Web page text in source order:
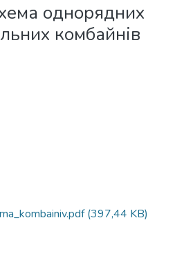
однорядних
комбайнів
(397,44 KB)